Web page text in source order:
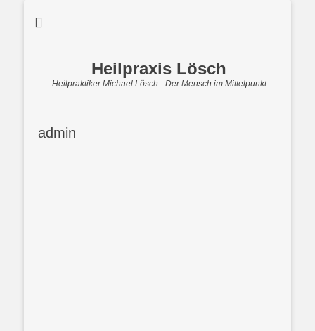
Heilpraxis Lösch
Heilpraktiker Michael Lösch - Der Mensch im Mittelpunkt
admin